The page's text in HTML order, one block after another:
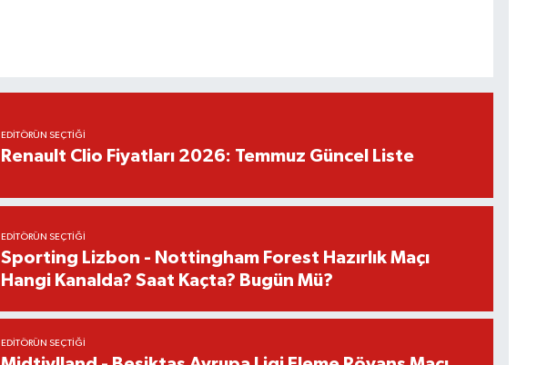
EDITÖRÜN SEÇTIĞI
Renault Clio Fiyatları 2026: Temmuz Güncel Liste
EDITÖRÜN SEÇTIĞI
Sporting Lizbon - Nottingham Forest Hazırlık Maçı
Hangi Kanalda? Saat Kaçta? Bugün Mü?
EDITÖRÜN SEÇTIĞI